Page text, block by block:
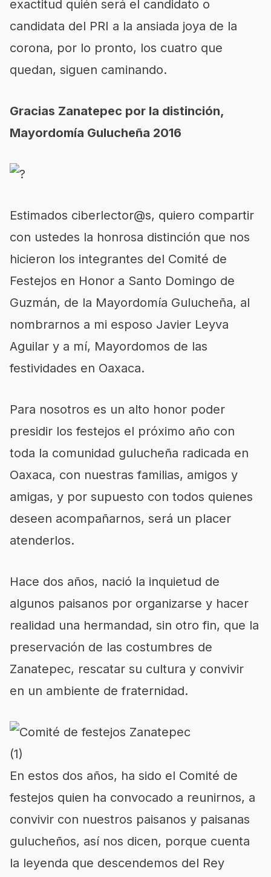
exactitud quién será el candidato o
candidata del PRI a la ansiada joya de la
corona, por lo pronto, los cuatro que
quedan, siguen caminando.
Gracias Zanatepec por la distinción,
Mayordomía Gulucheña 2016
Estimados ciberlector@s, quiero compartir
con ustedes la honrosa distinción que nos
hicieron los integrantes del Comité de
Festejos en Honor a Santo Domingo de
Guzmán, de la Mayordomía Gulucheña, al
nombrarnos a mi esposo Javier Leyva
Aguilar y a mí, Mayordomos de las
festividades en Oaxaca.
Para nosotros es un alto honor poder
presidir los festejos el próximo año con
toda la comunidad gulucheña radicada en
Oaxaca, con nuestras familias, amigos y
amigas, y por supuesto con todos quienes
deseen acompañarnos, será un placer
atenderlos.
Hace dos años, nació la inquietud de
algunos paisanos por organizarse y hacer
realidad una hermandad, sin otro fin, que la
preservación de las costumbres de
Zanatepec, rescatar su cultura y convivir
en un ambiente de fraternidad.
En estos dos años, ha sido el Comité de
festejos quien ha convocado a reunirnos, a
convivir con nuestros paisanos y paisanas
gulucheños, así nos dicen, porque cuenta
la leyenda que descendemos del Rey